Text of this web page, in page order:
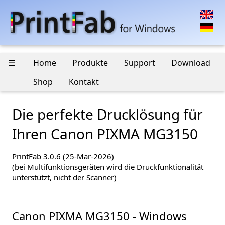
☰ Home Produkte Support
Download
Shop
Kontakt
Die perfekte Drucklösung für
Ihren Canon PIXMA MG3150
PrintFab 3.0.6 (25-Mar-2026)
(bei Multifunktionsgeräten wird die Druckfunktionalität
unterstützt, nicht der Scanner)
Canon PIXMA MG3150 - Windows